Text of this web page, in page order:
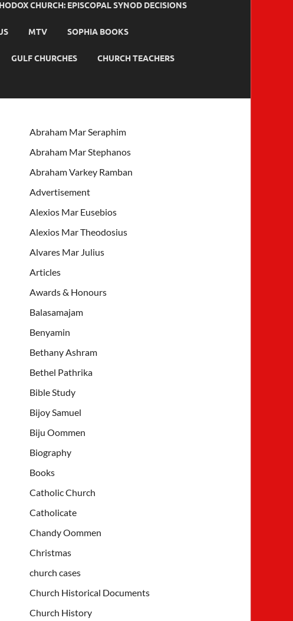
CHURCH: EPISCOPAL SYNOD DECISIONS
MTV SOPHIA BOOKS
GULF CHURCHES CHURCH TEACHERS
Abraham Mar Seraphim
Abraham Mar Stephanos
Abraham Varkey Ramban
Advertisement
Alexios Mar Eusebios
Alexios Mar Theodosius
Alvares Mar Julius
Articles
Awards & Honours
Balasamajam
Benyamin
Bethany Ashram
Bethel Pathrika
Bible Study
Bijoy Samuel
Biju Oommen
Biography
Books
Catholic Church
Catholicate
Chandy Oommen
Christmas
church cases
Church Historical Documents
Church History